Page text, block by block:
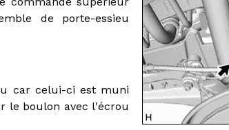
de porte-essieu
car celui-ci est muni
le boulon avec l'écrou